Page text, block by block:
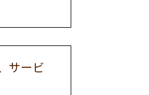
サービ